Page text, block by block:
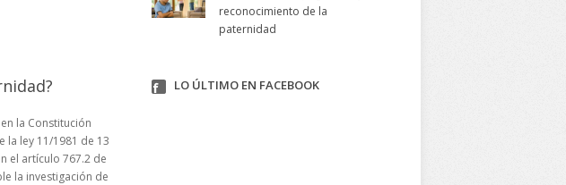
la Constitución
la ley 11/1981 de 13
el artículo 767.2 de
la investigación de
reconocimiento de la
paternidad
LO ÚLTIMO EN FACEBOOK